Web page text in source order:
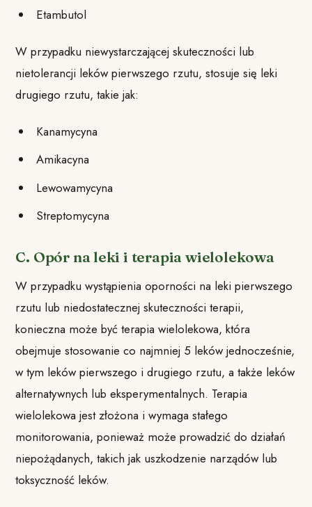
Etambutol
W przypadku niewystarczającej skuteczności lub
nietolerancji leków pierwszego rzutu, stosuje się leki
drugiego rzutu, takie jak:
Kanamycyna
Amikacyna
Lewowamycyna
Streptomycyna
C. Opór na leki i terapia wielolekowa
W przypadku wystąpienia oporności na leki pierwszego
rzutu lub niedostatecznej skuteczności terapii,
konieczna może być terapia wielolekowa, która
obejmuje stosowanie co najmniej 5 leków jednocześnie,
w tym leków pierwszego i drugiego rzutu, a także leków
alternatywnych lub eksperymentalnych. Terapia
wielolekowa jest złożona i wymaga stałego
monitorowania, ponieważ może prowadzić do działań
niepożądanych, takich jak uszkodzenie narządów lub
toksyczność leków.